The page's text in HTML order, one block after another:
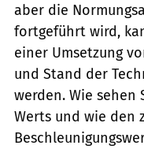
aber die
fortgeführt wird,
einer Umsetzung
und Stand der
werden. Wie sehen
Werts und wie den